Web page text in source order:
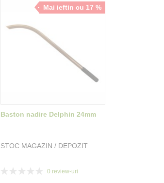
Mai ieftin cu 17 %
Baston nadire Delphin 24mm
STOC MAGAZIN / DEPOZIT
0 review-uri